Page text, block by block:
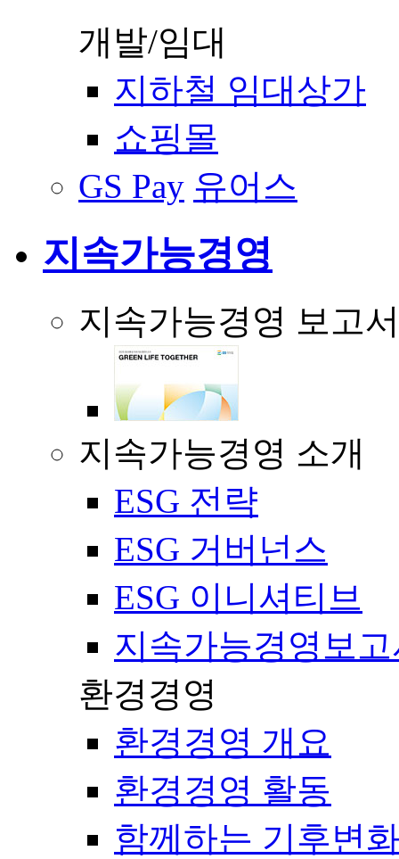
개발/임대
지하철 임대상가
쇼핑몰
GS Pay 유어스
지속가능경영
지속가능경영 보고서
지속가능경영 소개
ESG 전략
ESG 거버넌스
ESG 이니셔티브
지속가능경영보
환경경영
환경경영 개요
환경경영 활동
함께하는 기후변